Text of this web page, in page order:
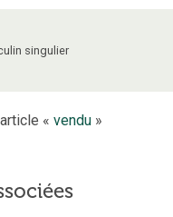
singulier
« vendu»